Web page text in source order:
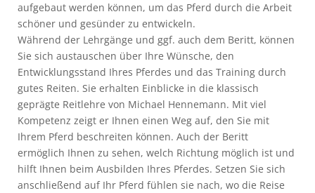
aufgebaut werden können, um das Pferd durch die Arbeit
schöner und gesünder zu entwickeln.
Während der Lehrgänge und ggf. auch dem Beritt, können
Sie sich austauschen über Ihre Wünsche, den
Entwicklungsstand Ihres Pferdes und das Training durch
gutes Reiten. Sie erhalten Einblicke in die klassisch
geprägte Reitlehre von Michael Hennemann. Mit viel
Kompetenz zeigt er Ihnen einen Weg auf, den Sie mit
Ihrem Pferd beschreiten können. Auch der Beritt
ermöglich Ihnen zu sehen, welch Richtung möglich ist und
hilft Ihnen beim Ausbilden Ihres Pferdes. Setzen Sie sich
anschließend auf Ihr Pferd fühlen sie nach, wo die Reise